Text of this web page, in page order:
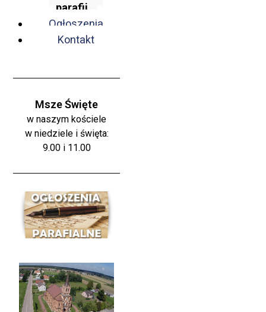
parafii
Ogłoszenia
Kontakt
Msze Święte
w naszym kościele
w niedziele i święta:
9.00 i 11.00